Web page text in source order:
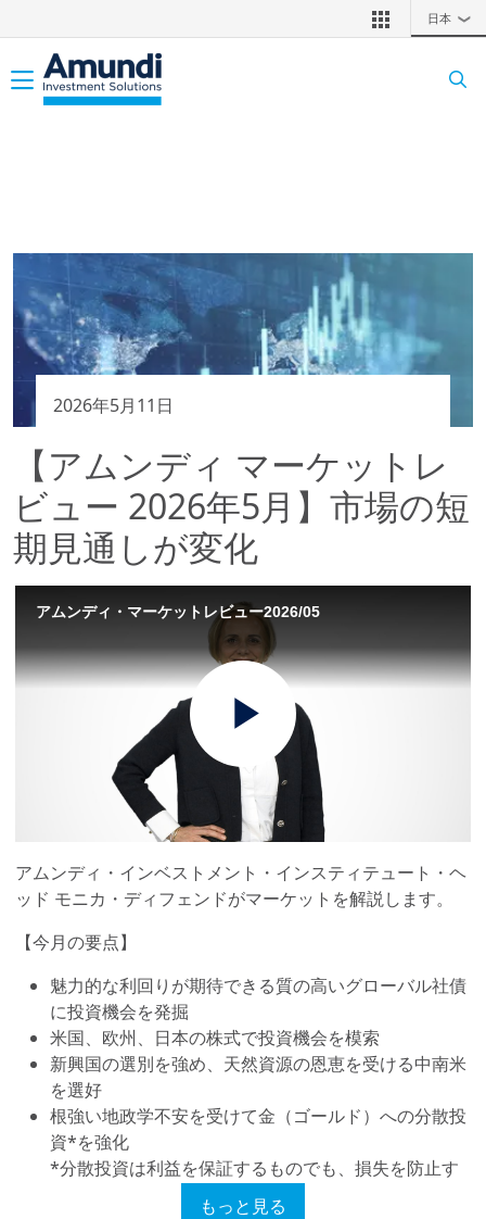
日本 ❯
Toggle navigation
2026年5月11日
【アムンディ マーケットレ
ビュー 2026年5月】市場の短
期見通しが変化
アムンディ・マーケットレビュー2026/05
Play
Video
アムンディ・インベストメント・インスティテュート・ヘ
ッド モニカ・ディフェンドがマーケットを解説します。
【今月の要点】
魅力的な利回りが期待できる質の高いグローバル社債
に投資機会を発掘
米国、欧州、日本の株式で投資機会を模索
新興国の選別を強め、天然資源の恩恵を受ける中南米
を選好
根強い地政学不安を受けて金（ゴールド）への分散投
資*を強化
*分散投資は利益を保証するものでも、損失を防止す
るものでもありません。もっと見る